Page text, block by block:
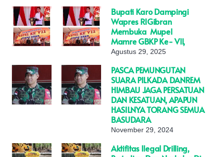
Bupati Karo Dampingi
Wapres RIGibran
Membuka Mupel
Mamre GBKP Ke- Vll,
Agustus 29, 2025
PASCA PEMUNGUTAN
SUARA PILKADA DANREM
HIMBAU JAGA PERSATUAN
DAN KESATUAN, APAPUN
HASILNYA TORANG SEMUA
BASUDARA
November 29, 2024
Aktifitas Ilegal Drilling,